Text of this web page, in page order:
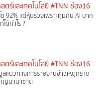
ร์และเทคโนโลยี #TNN ช่อง16
ต 92% แต่หุ้นร่วงเพราะทุ่มกับ AI มาก
ได้กำไร ?
ร์และเทคโนโลยี #TNN ช่อง16
ลแนวทางการรายงานข่าวเหตุกราด
ญนานาชาติ